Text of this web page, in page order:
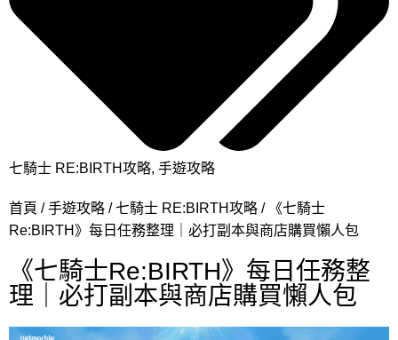
七騎士 RE:BIRTH攻略, 手遊攻略
首頁 手遊攻略 七騎士 RE:BIRTH攻略
《七騎士
Re:BIRTH》每日任務整理｜必打副本與商店購買懶人包
《七騎士Re:BIRTH》每日任務整
理｜必打副本與商店購買懶人包